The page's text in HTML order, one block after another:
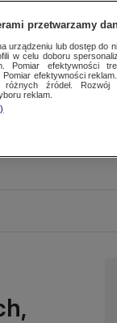
przetwarzamy
urządzeniu lub dostęp do
w celu doboru
Pomiar efektywności
efektywności
źródeł. Rozwój
reklam.